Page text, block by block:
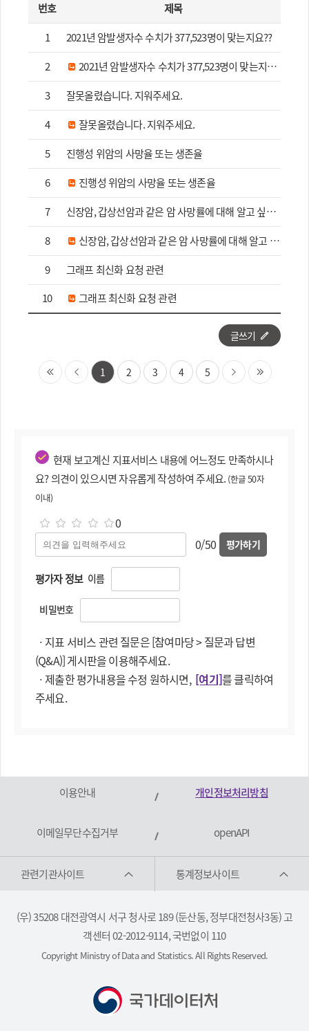
번호
제목
1
2021년 암발생자수 수치가 377,523명이 맞는지요??
2
2021년 암발생자수 수치가 377,523명이 맞는지요??
3
잘못올렸습니다. 지워주세요.
4
잘못올렸습니다. 지워주세요.
5
진행성 위암의 사망율 또는 생존율
6
진행성 위암의 사망율 또는 생존율
7
신장암, 갑상선암과 같은 암 사망률에 대해 알고 싶습니다
8
신장암, 갑상선암과 같은 암 사망률에 대해 알고 싶습니다
9
그래프 최신화 요청 관련
10
그래프 최신화 요청 관련
글쓰기
1 2 3 4 5
현재 보고계신 지표서비스 내용에 어느정도 만족하시나
요? 의견이 있으시면 자유롭게 작성하여 주세요. (한글 50자
이내)
0
0/50
평가하기
평가자 정보이름
비밀번호
ㆍ지표 서비스 관련 질문은 [참여마당 > 질문과 답변
(Q&A)] 게시판을 이용해주세요.
ㆍ제출한 평가내용을 수정 원하시면, [여기]를 클릭하여
주세요.
이용안내 개인정보처리방침
이메일무단수집거부 openAPI
관련기관사이트 통계정보사이트
(우) 35208 대전광역시 서구 청사로 189 (둔산동, 정부대전청사3동) 고
객센터 02-2012-9114, 국번없이 110
Copyright Ministry of Data and Statistics. All Rights Reserved.